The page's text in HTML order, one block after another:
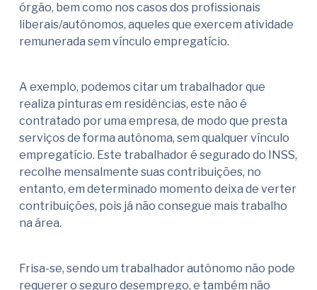
órgão, bem como nos casos dos profissionais
liberais/autônomos, aqueles que exercem atividade
remunerada sem vínculo empregatício.
A exemplo, podemos citar um trabalhador que
realiza pinturas em residências, este não é
contratado por uma empresa, de modo que presta
serviços de forma autônoma, sem qualquer vínculo
empregatício. Este trabalhador é segurado do INSS,
recolhe mensalmente suas contribuições, no
entanto, em determinado momento deixa de verter
contribuições, pois já não consegue mais trabalho
na área.
Frisa-se, sendo um trabalhador autônomo não pode
requerer o seguro desemprego, e também não